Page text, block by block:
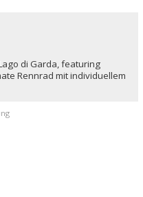
di Garda, featuring
Rennrad mit individuellem